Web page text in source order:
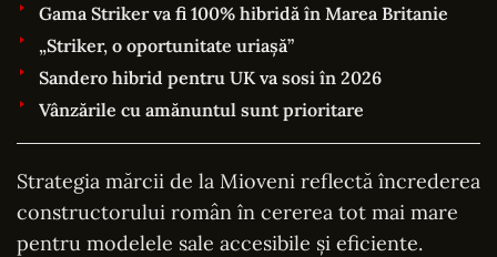
Gama Striker va fi 100% hibridă în Marea Britanie
„Striker, o oportunitate uriașă”
Sandero hibrid pentru UK va sosi în 2026
Vânzările cu amănuntul sunt prioritare
Strategia mărcii de la Mioveni reflectă încrederea
constructorului român în cererea tot mai mare
pentru modelele sale accesibile și eficiente.